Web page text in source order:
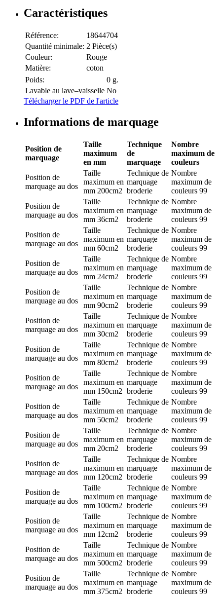
Caractéristiques
Référence:
18644704
Quantité minimale: 2 Pièce(s)
Couleur:
Rouge
Matière:
coton
Poids:
0 g.
Lavable au lave–vaisselle No
Télécharger le PDF de l'article
Informations de marquage
Position de
marquage
Taille
maximum
en mm
Technique
de
marquage
Nombre
maximum de
couleurs
Position de
marquage au dos
Taille
maximum en
mm 200cm2
Technique de
marquage
broderie
Nombre
maximum de
couleurs 99
Position de
marquage au dos
Taille
maximum en
mm 36cm2
Technique de
marquage
broderie
Nombre
maximum de
couleurs 99
Position de
marquage au dos
Taille
maximum en
mm 60cm2
Technique de
marquage
broderie
Nombre
maximum de
couleurs 99
Position de
marquage au dos
Taille
maximum en
mm 24cm2
Technique de
marquage
broderie
Nombre
maximum de
couleurs 99
Position de
marquage au dos
Taille
maximum en
mm 90cm2
Technique de
marquage
broderie
Nombre
maximum de
couleurs 99
Position de
marquage au dos
Taille
maximum en
mm 30cm2
Technique de
marquage
broderie
Nombre
maximum de
couleurs 99
Position de
marquage au dos
Taille
maximum en
mm 80cm2
Technique de
marquage
broderie
Nombre
maximum de
couleurs 99
Position de
marquage au dos
Taille
maximum en
mm 150cm2
Technique de
marquage
broderie
Nombre
maximum de
couleurs 99
Position de
marquage au dos
Taille
maximum en
mm 50cm2
Technique de
marquage
broderie
Nombre
maximum de
couleurs 99
Position de
marquage au dos
Taille
maximum en
mm 20cm2
Technique de
marquage
broderie
Nombre
maximum de
couleurs 99
Position de
marquage au dos
Taille
maximum en
mm 120cm2
Technique de
marquage
broderie
Nombre
maximum de
couleurs 99
Position de
marquage au dos
Taille
maximum en
mm 100cm2
Technique de
marquage
broderie
Nombre
maximum de
couleurs 99
Position de
marquage au dos
Taille
maximum en
mm 12cm2
Technique de
marquage
broderie
Nombre
maximum de
couleurs 99
Position de
marquage au dos
Taille
maximum en
mm 500cm2
Technique de
marquage
broderie
Nombre
maximum de
couleurs 99
Position de
marquage au dos
Taille
maximum en
mm 375cm2
Technique de
marquage
broderie
Nombre
maximum de
couleurs 99